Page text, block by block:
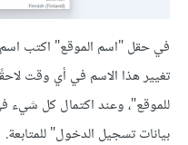
في حقل "اسم الموقع" اكتب
تغيير هذا الاسم في أي وقت
للموقع"، وعند اكتمال كل شيء
بيانات تسجيل الدخول" للمتابعة.